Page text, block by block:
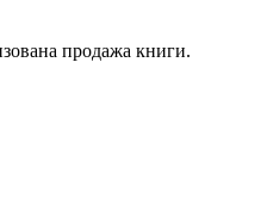
продажа книги.